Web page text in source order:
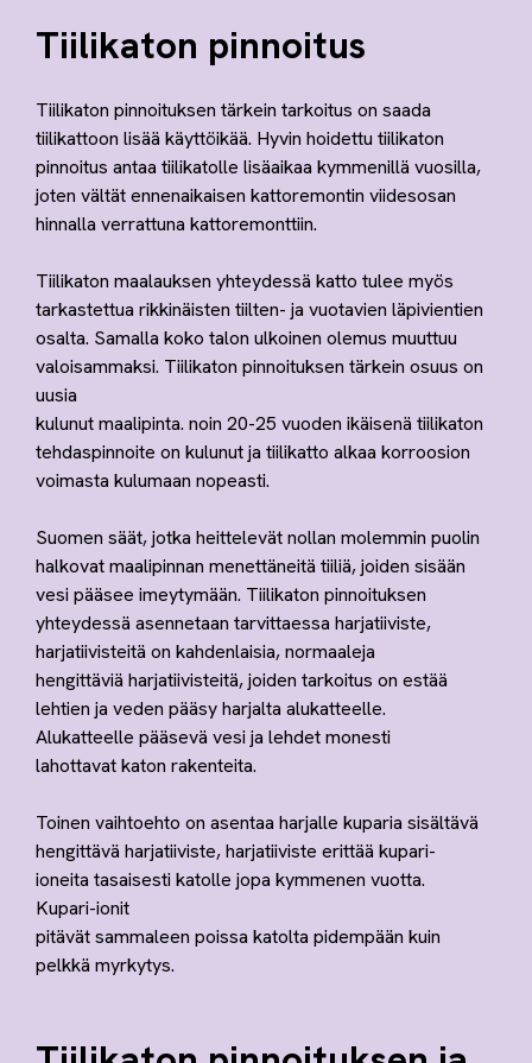
Tiilikaton pinnoitus
Tiilikaton pinnoituksen tärkein tarkoitus on saada
tiilikattoon lisää käyttöikää. Hyvin hoidettu tiilikaton
pinnoitus antaa tiilikatolle lisäaikaa kymmenillä vuosilla,
joten vältät ennenaikaisen kattoremontin viidesosan
hinnalla verrattuna kattoremonttiin.
Tiilikaton maalauksen yhteydessä katto tulee myös
tarkastettua rikkinäisten tiilten- ja vuotavien läpivientien
osalta. Samalla koko talon ulkoinen olemus muuttuu
valoisammaksi. Tiilikaton pinnoituksen tärkein osuus on
uusia
kulunut maalipinta. noin 20-25 vuoden ikäisenä tiilikaton
tehdaspinnoite on kulunut ja tiilikatto alkaa korroosion
voimasta kulumaan nopeasti.
Suomen säät, jotka heittelevät nollan molemmin puolin
halkovat maalipinnan menettäneitä tiiliä, joiden sisään
vesi pääsee imeytymään. Tiilikaton pinnoituksen
yhteydessä asennetaan tarvittaessa harjatiiviste,
harjatiivisteitä on kahdenlaisia, normaaleja
hengittäviä harjatiivisteitä, joiden tarkoitus on estää
lehtien ja veden pääsy harjalta alukatteelle.
Alukatteelle pääsevä vesi ja lehdet monesti
lahottavat katon rakenteita.
Toinen vaihtoehto on asentaa harjalle kuparia sisältävä
hengittävä harjatiiviste, harjatiiviste erittää kupari-
ioneita tasaisesti katolle jopa kymmenen vuotta.
Kupari-ionit
pitävät sammaleen poissa katolta pidempään kuin
pelkkä myrkytys.